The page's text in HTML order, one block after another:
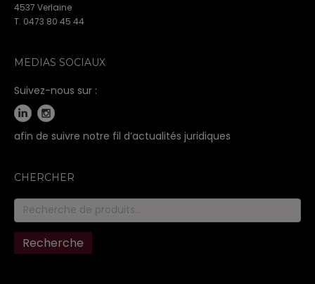
4537 Verlaine
T. 0473 80 45 44
MEDIAS SOCIAUX
Suivez-nous sur :
afin de suivre notre fil d’actualités juridiques
CHERCHER
Recherche
pour :
Recherche